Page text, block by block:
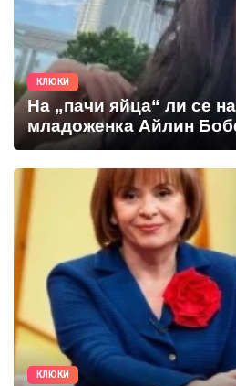
КЛЮКИ
На „пачи яйца“ ли се
младоженка Айлин
КЛЮКИ